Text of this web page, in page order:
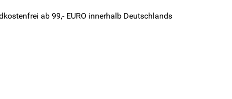
ab 99,- EURO innerhalb Deutschlands